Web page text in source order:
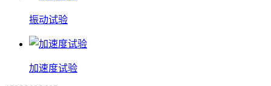
振动试验
加速度试验